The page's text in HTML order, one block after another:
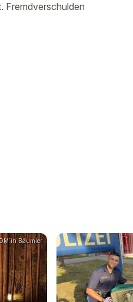
Fremdverschulden
Bäumler